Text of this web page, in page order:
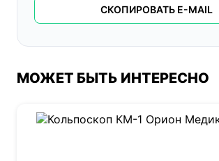
СКОПИРОВАТЬ E-MAIL
МОЖЕТ БЫТЬ ИНТЕРЕСНО